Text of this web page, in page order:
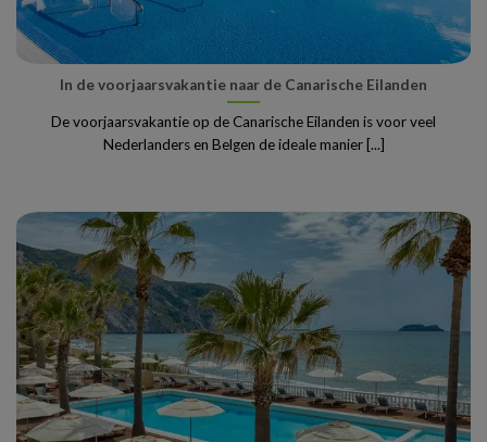
In de voorjaarsvakantie naar de Canarische Eilanden
De voorjaarsvakantie op de Canarische Eilanden is voor veel
Nederlanders en Belgen de ideale manier [...]